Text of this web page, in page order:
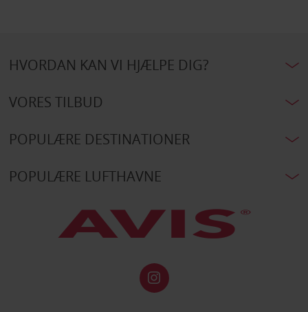
HVORDAN KAN VI HJÆLPE DIG?
VORES TILBUD
POPULÆRE DESTINATIONER
POPULÆRE LUFTHAVNE